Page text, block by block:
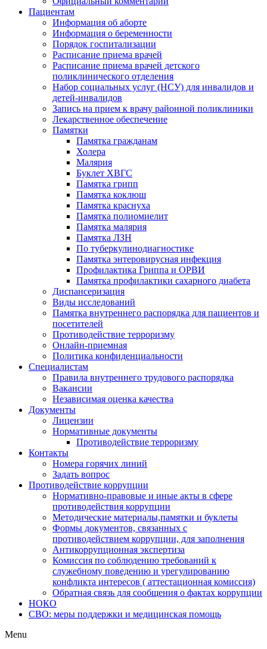
Пациентам
Информация об аборте
Информация о беременности
Порядок госпитализации
Расписание приема врачей
Расписание приема врачей детского
поликлинического отделения
Набор социальных услуг (НСУ) для инвалидов и
детей-инвалидов
Запись на прием к врачу районной поликлиники
Лекарственное обеспечение
Памятки
Памятка гражданам
Холера
Малярия
Буклет ХВГС
Памятка грипп
Памятка коклюш
Памятка краснуха
Памятка полиомиелит
Памятка малярия
Памятка ЛЗН
По туберкулинодиагностике
Памятка энтеровирусная инфекция
Профилактика Гриппа и ОРВИ
Памятка профилактики сахарного диабета
Диспансеризация
Виды исследований
Памятка внутреннего распорядка для пациентов и
посетителей
Противодействие терроризму
Онлайн-приемная
Политика конфиденциальности
Cпециалистам
Правила внутреннего трудового распорядка
Вакансии
Независимая оценка качества
Документы
Лицензии
Нормативные документы
Противодействие терроризму
Контакты
Номера горячих линий
Задать вопрос
Противодействие коррупции
Нормативно-правовые и иные акты в сфере
противодействия коррупции
Методические материалы,памятки и буклеты
Формы документов, связанных с
противодействием коррупции, для заполнения
Антикоррупционная экспертиза
Комиссия по соблюдению требований к
служебному поведению и урегулированию
конфликта интересов ( аттестационная комиссия)
Обратная связь для сообщения о фактах коррупции
НОКО
СВО: меры поддержки и медицинская помощь
Menu